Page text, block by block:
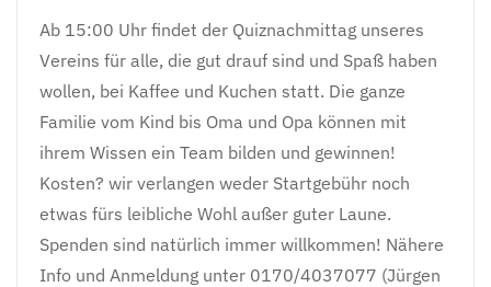
Ab 15:00 Uhr findet der Quiznachmittag unseres
Vereins für alle, die gut drauf sind und Spaß haben
wollen, bei Kaffee und Kuchen statt. Die ganze
Familie vom Kind bis Oma und Opa können mit
ihrem Wissen ein Team bilden und gewinnen!
Kosten? wir verlangen weder Startgebühr noch
etwas fürs leibliche Wohl außer guter Laune.
Spenden sind natürlich immer willkommen! Nähere
Info und Anmeldung unter 0170/4037077 (Jürgen